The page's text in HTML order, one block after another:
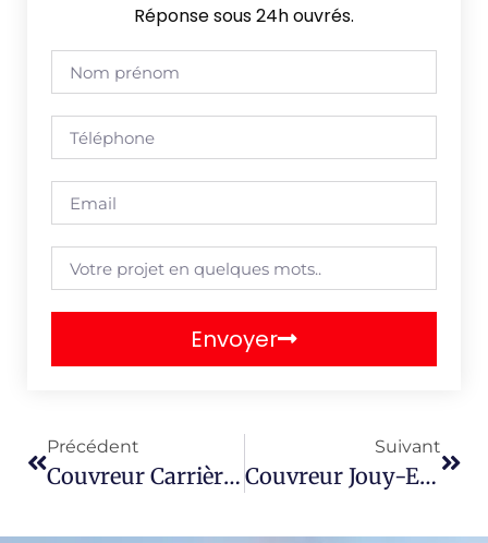
Réponse sous 24h ouvrés.
Envoyer
Précédent
Couvreur Carrières-Sous-Poissy 78955
Suivant
Couvreur Jouy-En-Josas 78350